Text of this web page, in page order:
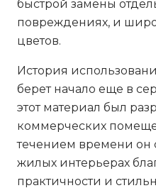
быстрой замены
повреждениях, и
цветов.
История
берет начало еще в
этот материал был
коммерческих
течением времени он
жилых интерьерах
практичности и